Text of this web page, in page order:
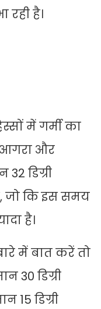
है।
में गर्मी का
आगरा और
डिग्री
जो कि इस समय
है।
में बात करें तो
30 डिग्री
डिग्री